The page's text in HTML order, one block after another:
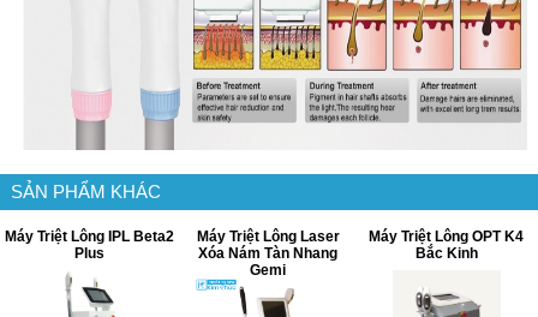
SẢN PHẨM KHÁC
Máy Triệt Lông IPL Beta2
Plus
Máy Triệt Lông Laser
Xóa Nám Tàn Nhang
Gemi
Máy Triệt Lông OPT K4
Bắc Kinh